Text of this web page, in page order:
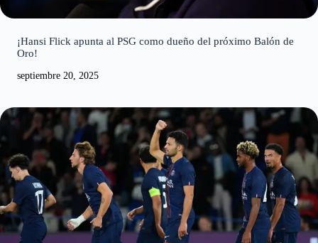
¡Hansi Flick apunta al PSG como dueño del próximo Balón de
Oro!
septiembre 20, 2025